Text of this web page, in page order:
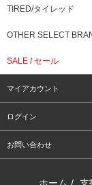
TIRED/タイレッド
OTHER SELECT
SALE / セール
マイアカウント
ログイン
お問い合わせ
ホーム / 支